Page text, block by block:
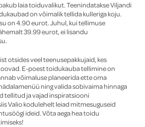
laia toiduvalikut. Teenindatakse Viljandi
on võimalik tellida kulleriga koju.
on 4.90 eurot. Juhul, kui tellimuse
39.99 eurot, ei lisandu
otsides veel teenusepakkujaid, kes
E-poest toidukauba tellimine on
võimaluse planeerida ette oma
ning valida sobivaima hinnaga
tellitud ja vajad inspiratsiooni
Valio kodulehelt leiad mitmesuguseid
ideid. Võta aega hea toidu